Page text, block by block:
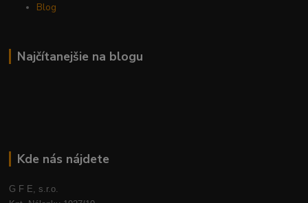
Blog
Najčítanejšie na blogu
Kde nás nájdete
G F E, s.r.o.